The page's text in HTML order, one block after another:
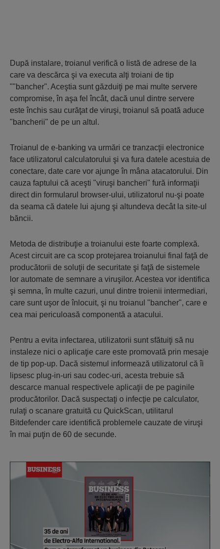
După instalare, troianul verifică o listă de adrese de la
care va descărca şi va executa alţi troiani de tip
""bancher". Aceştia sunt găzduiţi pe mai multe servere
compromise, în aşa fel încât, dacă unul dintre servere
este închis sau curăţat de viruşi, troianul să poată aduce
"bancherii" de pe un altul.
Troianul de e-banking va urmări ce tranzacţii electronice
face utilizatorul calculatorului şi va fura datele acestuia de
conectare, date care vor ajunge în mâna atacatorului. Din
cauza faptului că aceşti "viruşi bancheri" fură informaţii
direct din formularul browser-ului, utilizatorul nu-şi poate
da seama că datele lui ajung şi altundeva decât la site-ul
băncii.
Metoda de distribuţie a troianului este foarte complexă.
Acest circuit are ca scop protejarea troianului final faţă de
producătorii de soluţii de securitate şi faţă de sistemele
lor automate de semnare a viruşilor. Acestea vor identifica
şi semna, în multe cazuri, unul dintre troienii intermediari,
care sunt uşor de înlocuit, şi nu troianul "bancher", care e
cea mai periculoasă componentă a atacului.
Pentru a evita infectarea, utilizatorii sunt sfătuiţi să nu
instaleze nici o aplicaţie care este promovată prin mesaje
de tip pop-up. Dacă sistemul informează utilizatorul că îi
lipsesc plug-in-uri sau codec-uri, acesta trebuie să
descarce manual respectivele aplicaţii de pe paginile
producătorilor. Dacă suspectaţi o infecţie pe calculator,
rulaţi o scanare gratuită cu QuickScan, utilitarul
Bitdefender care identifică problemele cauzate de viruşi
în mai puţin de 60 de secunde.